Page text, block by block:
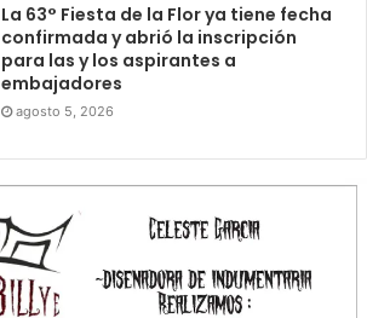
La 63° Fiesta de la Flor ya tiene fecha
confirmada y abrió la inscripción
para las y los aspirantes a
embajadores
agosto 5, 2026